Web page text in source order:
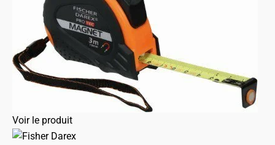
Voir le produit